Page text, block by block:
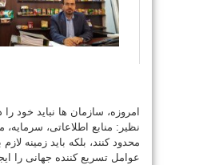
امروزه، سازمان ها نباید خود را
نظیر: منابع اطلاعاتی،
محدود کنند، بلکه باید زمینه
عوامل تسریع کننده جهانی را